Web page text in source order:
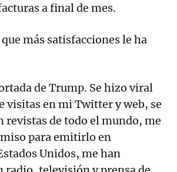
a final de mes.
que más satisfacciones le ha
de Trump. Se hizo viral
visitas en mi Twitter y web, se
revistas de todo el mundo, me
para emitirlo en
Unidos, me han